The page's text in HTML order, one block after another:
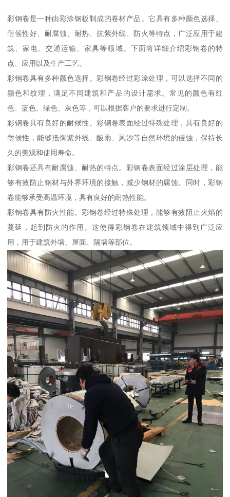
彩钢卷是一种由彩涂钢板制成的卷材产品。它具有多种颜色选择、
耐候性好、耐腐蚀、耐热、抗紫外线、防火等特点，广泛应用于建
筑、家电、交通运输、家具等领域。下面将详细介绍彩钢卷的特
点、应用以及生产工艺。
彩钢卷具有多种颜色选择。彩钢卷经过彩涂处理，可以选择不同的
颜色和纹理，满足不同建筑和产品的设计需求。常见的颜色有红
色、蓝色、绿色、灰色等，可以根据客户的要求进行定制。
彩钢卷具有良好的耐候性。彩钢卷表面经过特殊处理，具有良好的
耐候性，能够抵御紫外线、酸雨、风沙等自然环境的侵蚀，保持长
久的美观和使用寿命。
彩钢卷还具有耐腐蚀、耐热的特点。彩钢卷表面经过涂层处理，能
够有效防止钢材与外界环境的接触，减少钢材的腐蚀。同时，彩钢
卷能够承受高温环境，具有良好的耐热性能。
彩钢卷具有防火性能。彩钢卷经过特殊处理，能够有效阻止火焰的
蔓延，起到防火的作用。这使得彩钢卷在建筑领域中得到广泛应
用，用于建筑外墙、屋面、隔墙等部位。